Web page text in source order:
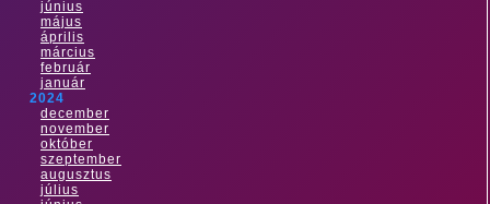
június
május
április
március
február
január
2024
december
november
október
szeptember
augusztus
július